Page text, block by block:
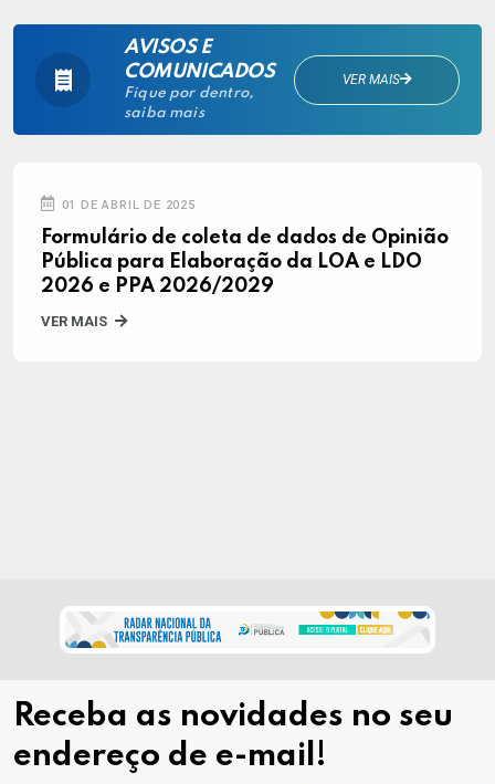
AVISOS E
COMUNICADOS
Fique por dentro,
saiba mais
VER MAIS
01 DE ABRIL DE 2025
Formulário de coleta de dados de Opinião
Pública para Elaboração da LOA e LDO
2026 e PPA 2026/2029
VER MAIS
Receba as novidades no seu
endereço de e-mail!